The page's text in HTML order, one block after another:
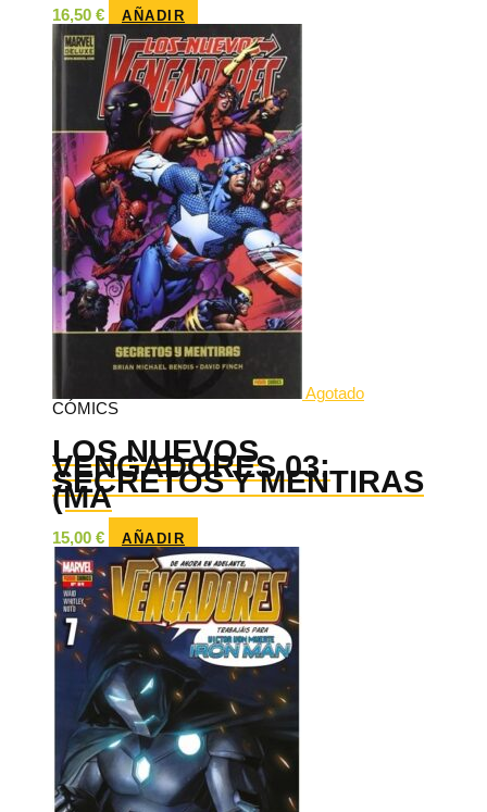
16,50 € AÑADIR
Agotado
CÓMICS
LOS NUEVOS
VENGADORES 03:
SECRETOS Y MENTIRAS
(MA
15,00 € AÑADIR